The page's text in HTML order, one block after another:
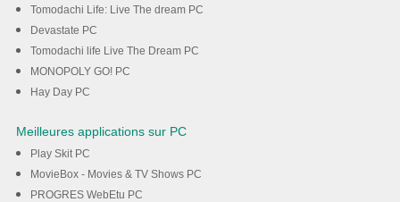
Tomodachi Life: Live The dream PC
Devastate PC
Tomodachi life Live The Dream PC
MONOPOLY GO! PC
Hay Day PC
Meilleures applications sur PC
Play Skit PC
MovieBox - Movies & TV Shows PC
PROGRES WebEtu PC